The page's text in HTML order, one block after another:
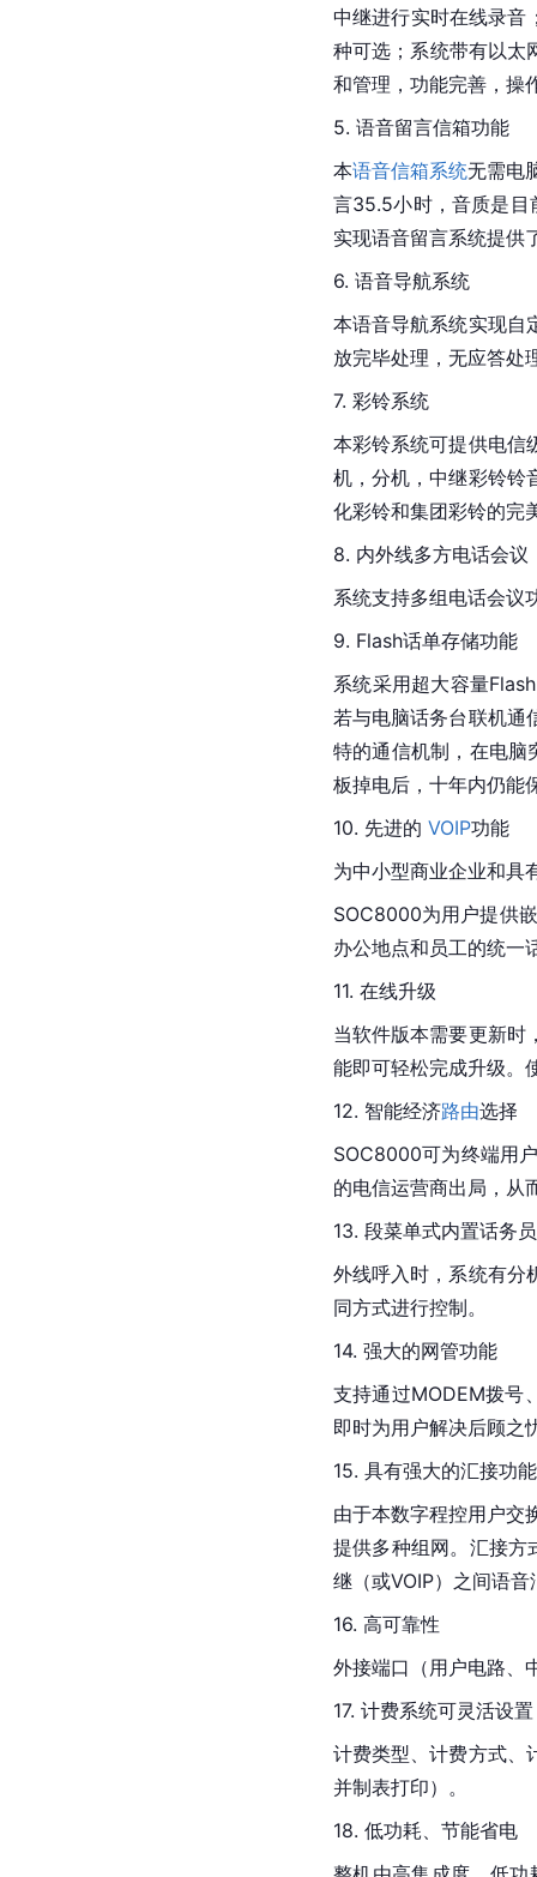
中继进行实时在线录音
种可选；系统带有以太
和管理，功能完善，操
5. 语音留言信箱功能
本语音信箱系统无需电
言35.5小时，音质是目
实现语音留言系统提供
6. 语音导航系统
本语音导航系统实现自
放完毕处理，无应答处
7. 彩铃系统
本彩铃系统可提供电信
机，分机，中继彩铃铃
化彩铃和集团彩铃的完
8. 内外线多方电话会议
系统支持多组电话会议
9. Flash话单存储功能
系统采用超大容量
若与电脑话务台联机通
特的通信机制，在电脑
板掉电后，十年内仍能
10. 先进的 VOIP功能
为中小型商业企业和具
SOC8000为用户提供
办公地点和员工的统一
11. 在线升级
当软件版本需要更新时
能即可轻松完成升级。
12. 智能经济路由选择
SOC8000可为终端用
的电信运营商出局，从
13. 段菜单式内置话务员
外线呼入时，系统有分
同方式进行控制。
14. 强大的网管功能
支持通过MODEM拨号
即时为用户解决后顾之
15. 具有强大的汇接功能
由于本数字程控用户交
提供多种组网。汇接方
继（或VOIP）之间语
16. 高可靠性
外接端口（用户电路、
17. 计费系统可灵活设置
计费类型、计费方式、
并制表打印）。
18. 低功耗、节能省电